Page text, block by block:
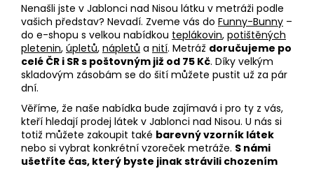
Nenašli jste v Jablonci nad Nisou látku v metráži podle
vašich představ? Nevadí. Zveme vás do Funny-Bunny –
do e-shopu s velkou nabídkou teplákovin, potištěných
pletenin, úpletů, nápletů a nití. Metráž doručujeme po
celé ČR i SR s poštovným již od 75 Kč. Díky velkým
skladovým zásobám se do šití můžete pustit už za pár
dní.
Věříme, že naše nabídka bude zajímavá i pro ty z vás,
kteří hledají prodej látek v Jablonci nad Nisou. U nás si
totiž můžete zakoupit také barevný vzorník látek
nebo si vybrat konkrétní vzoreček metráže. S námi
ušetříte čas, který byste jinak strávili chozením
e
b
u
e
e